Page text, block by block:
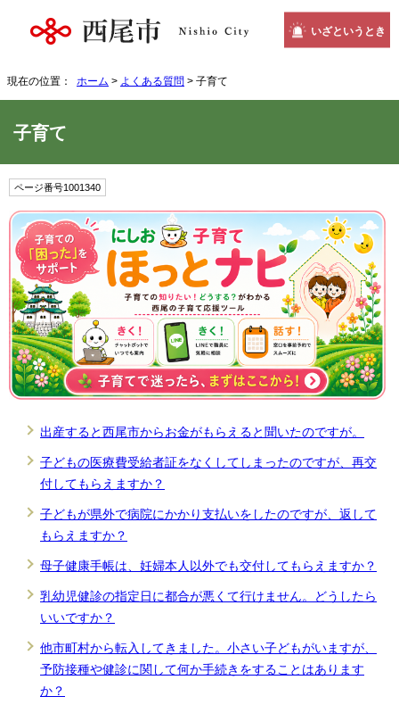
いざというとき
現在の位置： ホーム > よくある質問 > 子育て
子育て
ページ番号1001340
出産すると西尾市からお金がもらえると聞いたのですが。
子どもの医療費受給者証をなくしてしまったのですが、再交
付してもらえますか？
子どもが県外で病院にかかり支払いをしたのですが、返して
もらえますか？
母子健康手帳は、妊婦本人以外でも交付してもらえますか？
乳幼児健診の指定日に都合が悪くて行けません。どうしたら
いいですか？
他市町村から転入してきました。小さい子どもがいますが、
予防接種や健診に関して何か手続きをすることはあります
か？